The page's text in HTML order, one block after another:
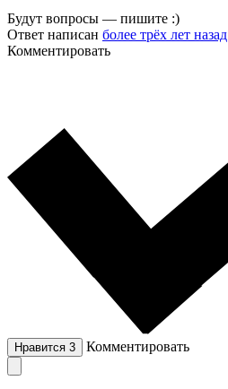
Будут вопросы — пишите :)
Ответ написан более трёх лет назад
Комментировать
Нравится 3 Комментировать